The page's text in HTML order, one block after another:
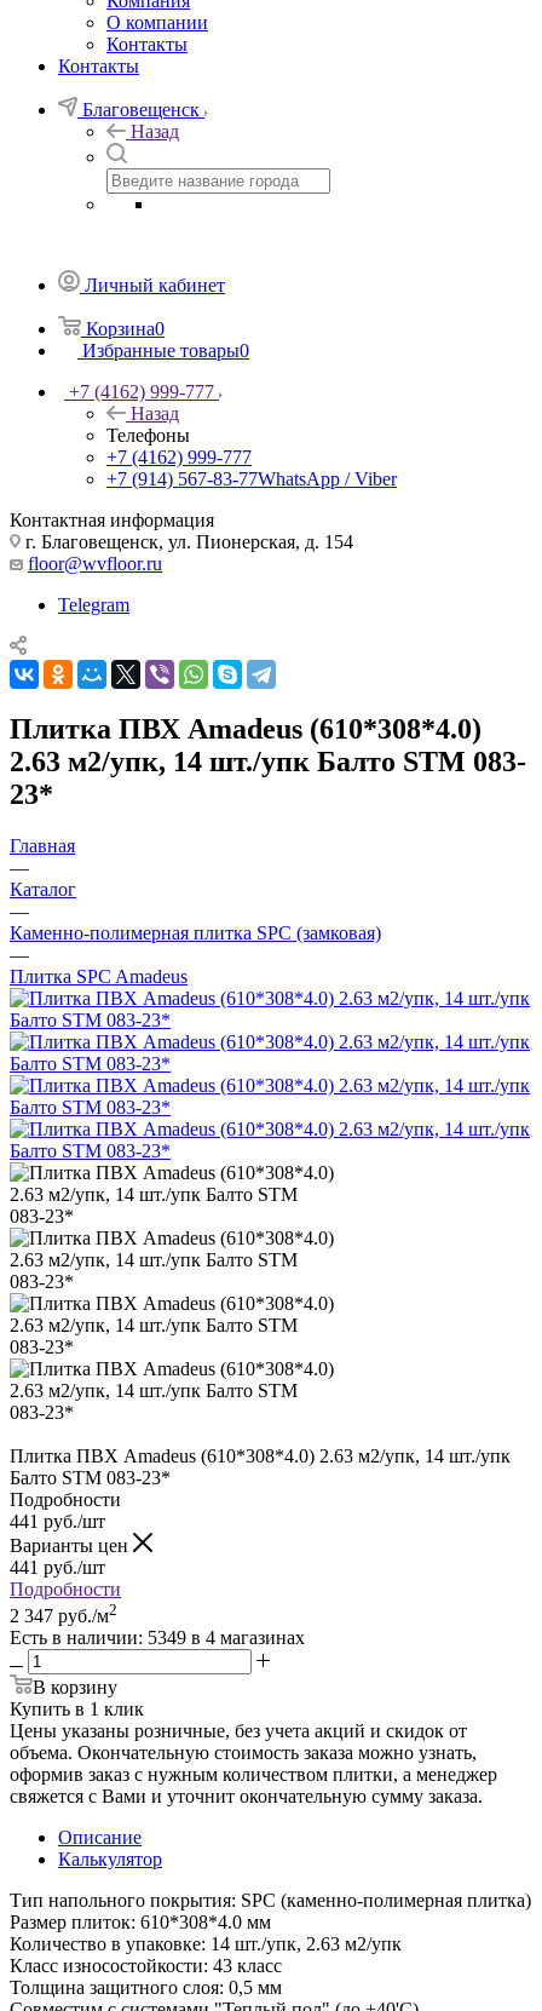
О компании
Контакты
Контакты
Благовещенск
Назад
Личный кабинет
Корзина0
Избранные товары0
+7 (4162) 999-777
Назад
Телефоны
+7 (4162) 999-777
+7 (914) 567-83-77WhatsApp / Viber
Контактная информация
г. Благовещенск, ул. Пионерская, д. 154
floor@wvfloor.ru
Telegram
Плитка ПВХ Amadeus (610*308*4.0)
2.63 м2/упк, 14 шт./упк Балто STM 083-
23*
Главная
—
Каталог
—
Каменно-полимерная плитка SPC (замковая)
—
Плитка SPC Amadeus
Плитка ПВХ Amadeus (610*308*4.0) 2.63 м2/упк, 14 шт./упк
Балто STM 083-23*
Подробности
441 руб./шт
Варианты цен
441 руб./шт
Подробности
2 347 руб./м2
Есть в наличии: 5349 в 4 магазинах
В корзину
Купить в 1 клик
Цены указаны розничные, без учета акций и скидок от
объема. Окончательную стоимость заказа можно узнать,
оформив заказ с нужным количеством плитки, а менеджер
свяжется с Вами и уточнит окончательную сумму заказа.
Описание
Калькулятор
Тип напольного покрытия: SPC (каменно-полимерная плитка)
Размер плиток: 610*308*4.0 мм
Количество в упаковке: 14 шт./упк, 2.63 м2/упк
Класс износостойкости: 43 класс
Толщина защитного слоя: 0,5 мм